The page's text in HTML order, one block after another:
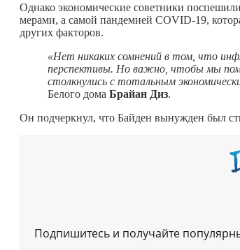
Однако экономические советники
мерами, а самой пандемией COVID-19,
других факторов.
«Нет никаких сомнений в том, что
перспективы. Но важно, чтобы мы
столкнулись с тотальным
Белого дома Брайан Диз.
Он подчеркнул, что Байден вынужден был
Подпишитесь и получайте